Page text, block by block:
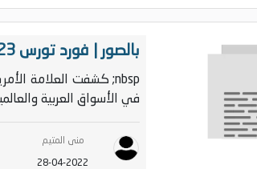
بالصور | فورد تورس 2023 تستعد للانطلاق في أسواقنا العربية
في الأسواق العربية
منى المتيم
28-04-2022